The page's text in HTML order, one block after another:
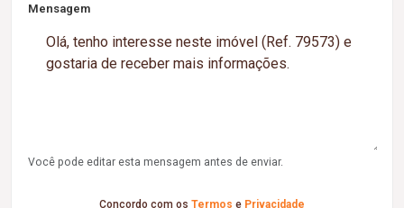
Mensagem
Você pode editar esta mensagem antes de enviar.
Concordo com os Termos e Privacidade